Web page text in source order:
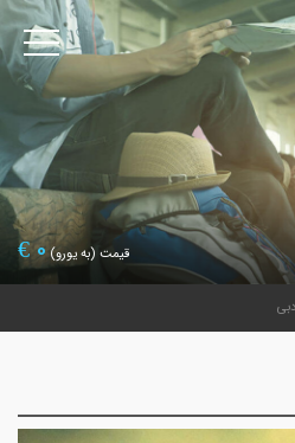
قیمت (به یورو)0
€